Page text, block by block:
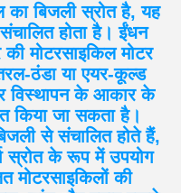
का बिजली स्रोत है, यह
होता है। ईंधन
मोटरसाइकिल मोटर
ठंडा या एयर-कूल्ड
विस्थापन के आकार के
किया जा सकता है।
से संचालित होते हैं,
स्रोत के रूप में उपयोग
मोटरसाइकिलों की